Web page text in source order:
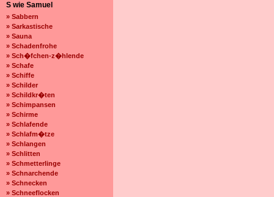
S wie Samuel
» Sabbern
» Sarkastische
» Sauna
» Schadenfrohe
» Sch�fchen-z�hlende
» Schafe
» Schiffe
» Schilder
» Schildkr�ten
» Schimpansen
» Schirme
» Schlafende
» Schlafm�tze
» Schlangen
» Schlitten
» Schmetterlinge
» Schnarchende
» Schnecken
» Schneeflocken